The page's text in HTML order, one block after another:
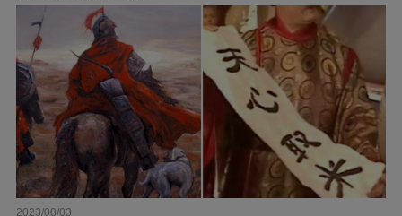
2023/08/03